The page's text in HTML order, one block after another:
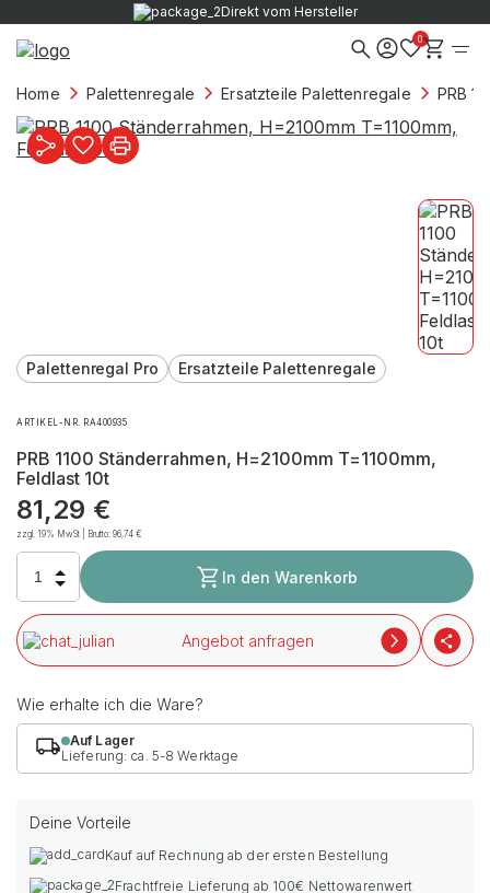
Direkt vom Hersteller
0
Home Palettenregale Ersatzteile Palettenregale PRB
Palettenregal Pro Ersatzteile Palettenregale
ARTIKEL-NR. RA400935
PRB 1100 Ständerrahmen, H=2100mm T=1100mm,
Feldlast 10t
81,29 €
zzgl. 19% MwSt | Brutto:96,74€
In den Warenkorb
Angebot anfragen
Wie erhalte ich die Ware?
Auf Lager
Lieferung: ca. 5-8 Werktage
Deine Vorteile
Kauf auf Rechnung ab der ersten Bestellung
Frachtfreie Lieferung ab 100€ Nettowarenwert